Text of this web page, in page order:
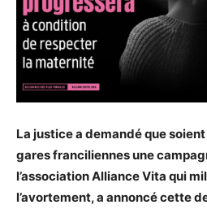
La justice a demandé que
gares franciliennes une
l’association Alliance Vita qui
l’avortement, a annoncé cette